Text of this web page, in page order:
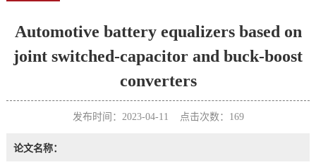
Automotive battery equalizers based on
joint switched-capacitor and buck-boost
converters
发布时间：2023-04-11 点击次数： 169
论文名称：